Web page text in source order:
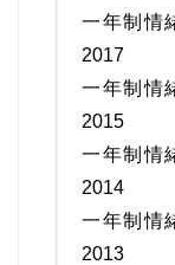
一年制情
2017
一年制情
2015
一年制情
2014
一年制情
2013